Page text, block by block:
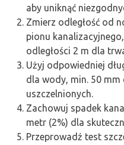
aby uniknąć
Zmierz odległość od
pionu
odległości 2 m dla
Użyj odpowiedniej
dla wody, min. 50 mm
uszczelnionych.
Zachowuj spadek
metr (2%) dla
Przeprowadź test